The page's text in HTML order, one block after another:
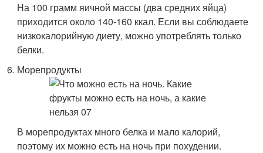
На 100 грамм яичной массы (два средних яйца)
приходится около 140-160 ккал. Если вы соблюдаете
низкокалорийную диету, можно употреблять только
белки.
Морепродукты
В морепродуктах много белка и мало калорий,
поэтому их можно есть на ночь при похудении.